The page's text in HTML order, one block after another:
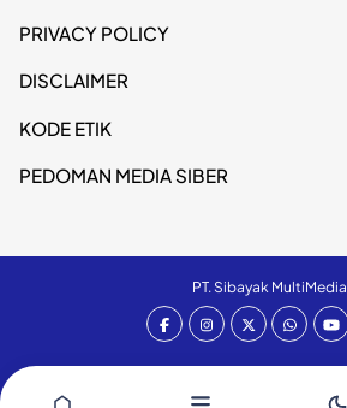
PRIVACY POLICY
DISCLAIMER
KODE ETIK
PEDOMAN MEDIA SIBER
PT. Sibayak MultiMedia